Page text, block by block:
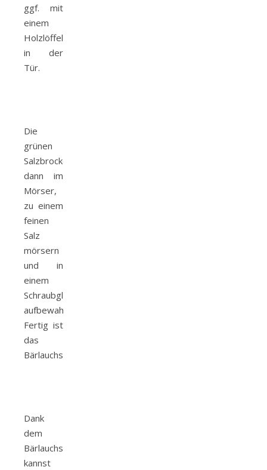
ggf. mit
einem
Holzlöffel
in der
Tür.
Die
grünen
Salzbrocken
dann im
Mörser,
zu einem
feinen
Salz
mörsern
und in
einem
Schraubglas
aufbewahren.
Fertig ist
das
Bärlauchsalz.
Dank
dem
Bärlauchsalz
kannst